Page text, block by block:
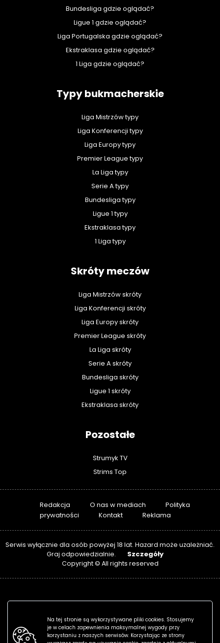
Bundesliga gdzie oglądać?
Ligue 1 gdzie oglądać?
Liga Portugalska gdzie oglądać?
Ekstraklasa gdzie oglądać?
1 Liga gdzie oglądać?
Typy bukmacherskie
Liga Mistrzów typy
Liga Konferencji typy
Liga Europy typy
Premier League typy
La Liga typy
Serie A typy
Bundesliga typy
Ligue 1 typy
Ekstraklasa typy
1 Liga typy
Skróty meczów
Liga Mistrzów skróty
Liga Konferencji skróty
Liga Europy skróty
Premier League skróty
La Liga skróty
Serie A skróty
Bundesliga skróty
Ligue 1 skróty
Ekstraklasa skróty
Pozostałe
Strumyk TV
Strims Top
Redakcja O nas w mediach
Polityka
prywatności
Kontakt Reklama
Serwis wyłącznie dla osób powyżej 18 lat. Hazard może uzależniać.
Graj odpowiedzialnie.
Szczegóły
Copyright © All rights reserved
Na tej stronie są wykorzystywane pliki cookies. Stosujemy
je w celach zapewnienia maksymalnej wygody przy
korzystaniu z naszych serwisów. Korzystając ze strony